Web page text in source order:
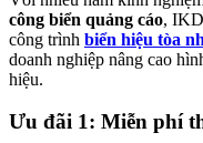
công biển quảng cáo,
công trình biển hiệu tòa
doanh nghiệp nâng cao
hiệu.
Ưu đãi 1: Miễn phí